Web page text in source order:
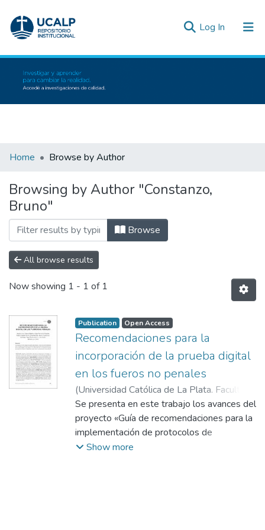
Log In (current)
Inicio
Home Browse by Author
Browsing by Author "Constanzo,
Bruno"
Browse
All browse results
Now showing 1 - 1 of 1
Publication Open Access
Recomendaciones para la
incorporación de la prueba digital
en los fueros no penales
(Universidad Católica de La Plata. Facultad
de Derecho y Ciencias Políticas, 2024-10-
24)Di Iorio, Ana;Repetto, Marisa;Rosales,
María Fernanda; Cistoldi, Pablo ;Díaz, María
Fernanda;Constanzo, Bruno
Se presenta en este trabajo los avances del
proyecto «Guía de recomendaciones para la
implementación de protocolos de
adquisición, preservación y presentación de
Show more